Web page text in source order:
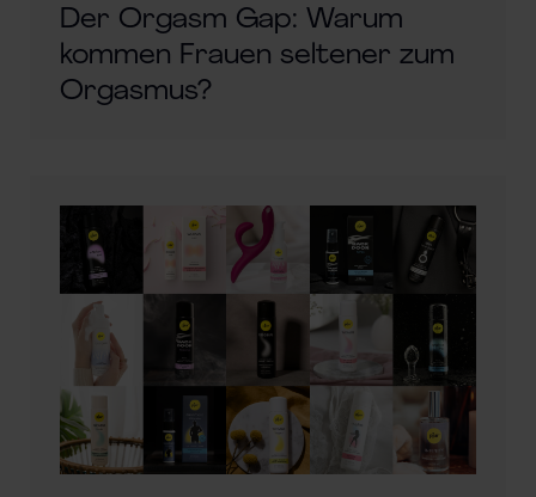
Der Orgasm Gap: Warum
kommen Frauen seltener zum
Orgasmus?